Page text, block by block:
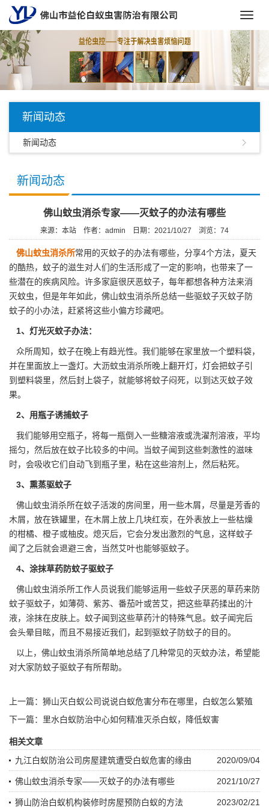
新闻动态
新闻动态
新闻动态
佛山蚊虫消杀专家——灭蚊子的办法有哪些
来源：本站 作者：admin 日期：2021/10/27 浏览： 74
佛山蚊虫消杀所常用的灭蚊子的办法有哪些，分享4个方法，夏天
的酷热，蚊子的滋生对人们的生活形成了一定的影响，也带来了一
些潜在的疾病风险。许多家庭很厌恶蚊子，每年都想各种方法来消
灭蚊虫 ，但是年年如此，佛山蚊虫消杀所总结一些驱蚊子灭蚊子防
蚊子的小办法，赶紧将这些小偏方珍藏吧。
1、灯光灭蚊子办法：
众所周知，蚊子在晚上有趋光性。我们能够在家里放一个塑料袋，
并在里面放上一盏灯。大沥蚊虫消杀所晚上翻开灯，灯会把蚊子引
到塑料袋里，然后封上袋子，就能够将蚊子闷死，以到达灭蚊子效
果。
2、用瓶子诱捕蚊子
我们能够用空瓶子，将每一瓶倒入一些糖溶液或洗濯剂溶液，平均
摇匀，然后放在蚊子比较多的中间。当蚊子闻到这些刺激性的滋味
时，会吸收它们自动飞到瓶子里，粘在这些溶剂上，然后粘死。
3、熏蒸驱蚊子
佛山蚊虫消杀所在蚊子活泼的房间里，用一些木屑，尽量是芳香的
木屑，放在铁罐里，在木屑上放上几块红炭，在外表放上一些枯燥
的柑橘、橙子或柚皮。熄灭后，它会分发出激烈的气息，这样蚊子
闻了之后就会退避三舍，当然艾叶也能够驱蚊子。
4、涂抹草药防蚊子驱蚊子
佛山蚊虫消杀所工作人员说我们能够运用一些蚊子厌恶的草药来防
蚊子驱蚊子，如薄荷、紫苏、番茄叶或苦艾，把这些草药揉出的汁
液，涂抹在皮肤上。蚊子闻到这些草药汁的特殊气息。蚊子闻完后
会头晕目眩，而且不易接近我们，起到驱蚊子防蚊子的目的。
以上，佛山蚊虫消杀所简单地总结了几种常见的灭蚊办法，希望能
对大家防蚊子驱蚊子有所帮助。
上一篇： 狮山灭白蚁公司说说白蚁危害分布在哪里，白蚁怎么繁殖
下一篇： 里水白蚁防治中心如何精准灭杀白蚁，降低蚁害
相关文章
2020/09/04
九江白蚁防治公司房屋建筑遭受白蚁危害的缘由
2021/10/27
佛山蚊虫消杀专家——灭蚊子的办法有哪些
2023/02/21
狮山防治白蚁机构装修时房屋预防白蚁的方法